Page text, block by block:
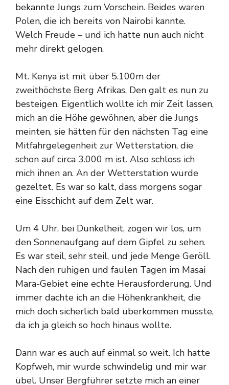
bekannte Jungs zum Vorschein. Beides waren
Polen, die ich bereits von Nairobi kannte.
Welch Freude – und ich hatte nun auch nicht
mehr direkt gelogen.
Mt. Kenya ist mit über 5.100m der
zweithöchste Berg Afrikas. Den galt es nun zu
besteigen. Eigentlich wollte ich mir Zeit lassen,
mich an die Höhe gewöhnen, aber die Jungs
meinten, sie hätten für den nächsten Tag eine
Mitfahrgelegenheit zur Wetterstation, die
schon auf circa 3.000 m ist. Also schloss ich
mich ihnen an. An der Wetterstation wurde
gezeltet. Es war so kalt, dass morgens sogar
eine Eisschicht auf dem Zelt war.
Um 4 Uhr, bei Dunkelheit, zogen wir los, um
den Sonnenaufgang auf dem Gipfel zu sehen.
Es war steil, sehr steil, und jede Menge Geröll.
Nach den ruhigen und faulen Tagen im Masai
Mara-Gebiet eine echte Herausforderung. Und
immer dachte ich an die Höhenkrankheit, die
mich doch sicherlich bald überkommen musste,
da ich ja gleich so hoch hinaus wollte.
Dann war es auch auf einmal so weit. Ich hatte
Kopfweh, mir wurde schwindelig und mir war
übel. Unser Bergführer setzte mich an einer